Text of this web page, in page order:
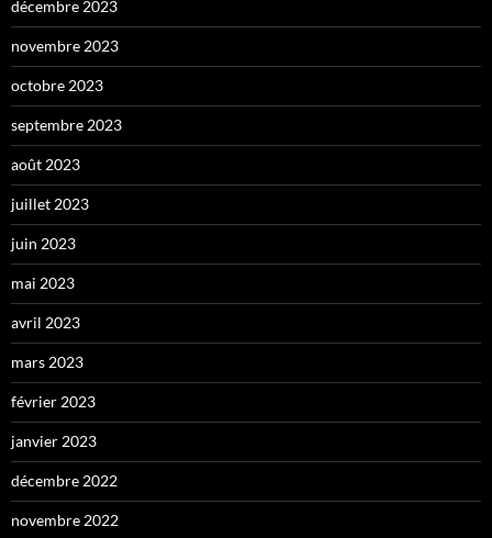
décembre 2023
novembre 2023
octobre 2023
septembre 2023
août 2023
juillet 2023
juin 2023
mai 2023
avril 2023
mars 2023
février 2023
janvier 2023
décembre 2022
novembre 2022